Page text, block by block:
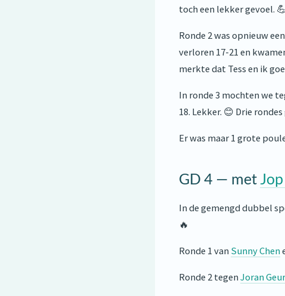
toch een lekker gevoel. 💪
Ronde 2 was opnieuw
verloren 17-21 en
merkte dat Tess en ik
In ronde 3 mochten we
18. Lekker. 😊 Drie
Er was maar 1 grote
GD 4 — met
In de gemengd dubbel
🔥
Ronde 1 van Sunny Chen
Ronde 2 tegenJoran